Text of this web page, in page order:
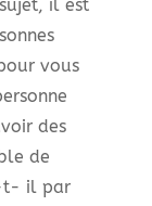
il est
vous
des
de
t- il par